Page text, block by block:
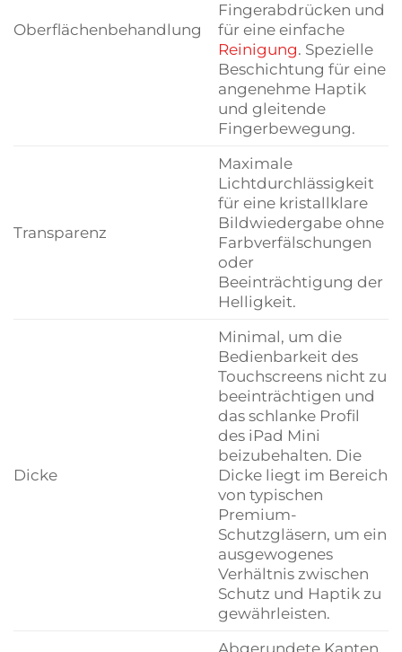
Oberflächenbehandlung
Fingerabdrücken und
für eine einfache
Reinigung. Spezielle
Beschichtung für eine
angenehme Haptik
und gleitende
Fingerbewegung.
Transparenz
Maximale
Lichtdurchlässigkeit
für eine kristallklare
Bildwiedergabe ohne
Farbverfälschungen
oder
Beeinträchtigung der
Helligkeit.
Dicke
Minimal, um die
Bedienbarkeit des
Touchscreens nicht zu
beeinträchtigen und
das schlanke Profil
des iPad Mini
beizubehalten. Die
Dicke liegt im Bereich
von typischen
Premium-
Schutzgläsern, um ein
ausgewogenes
Verhältnis zwischen
Schutz und Haptik zu
gewährleisten.